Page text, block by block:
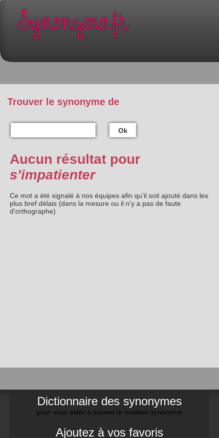
Trouver le synonyme de
Ok
Aucun résultat pour
s'impatienter
Ce mot a été signalé à nos équipes afin qu'il soit ajouté dans les
plus bref délais (dans la mesure ou il n'y a pas de faute
d'orthographe)
Dictionnaire des synonymes
pour vous aider à trouver le meilleur synonyme
Ajoutez à vos favoris